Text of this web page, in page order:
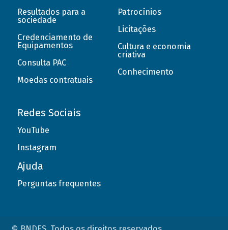
Resultados para a
sociedade
Credenciamento de
Equipamentos
Consulta PAC
Moedas contratuais
Patrocínios
Licitações
Cultura e economia
criativa
Conhecimento
Redes Sociais
YouTube
Instagram
Ajuda
Perguntas frequentes